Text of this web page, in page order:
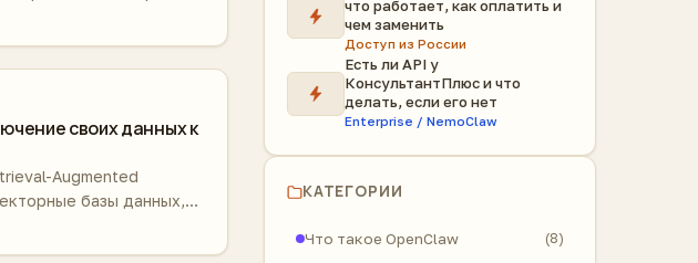
тестов при
своих данных к
Augmented
базы данных,
компании без
что работает, как оплатить и
чем заменить
Доступ из России
Есть ли API у
КонсультантПлюс и что
делать, если его нет
Enterprise / NemoClaw
КАТЕГОРИИ
Что такое OpenClaw (8)